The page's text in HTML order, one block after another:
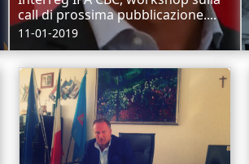
call di prossima pubblicazione....
11-01-2019